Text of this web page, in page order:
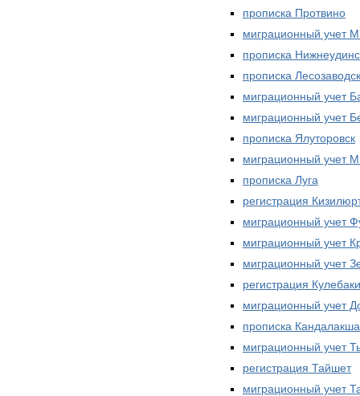
прописка Протвино
миграционный учет
прописка
прописка Лесозаводск
миграционный учет
миграционный учет
прописка Ялуторовск
миграционный учет
прописка Луга
регистрация
миграционный учет
миграционный учет
миграционный учет
регистрация Кулебаки
миграционный учет
прописка Кандалакша
миграционный учет
регистрация Тайшет
миграционный учет